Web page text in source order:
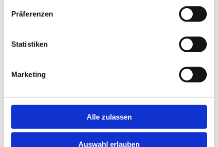
Präferenzen
Statistiken
Marketing
Alle zulassen
Auswahl erlauben
Hinweis gemäß § 36 VSBG
Wir werden nicht an alternativen Streitschlichtungsverfahren im
Sinne des § 36 VSBG teilnehmen. Die Nutzung einer alternativen
Urheberrecht und Bildnachweise
Die Inhalte von spvgg-bza.website-system.de sind – soweit nicht
abweichend angegeben – urheberrechtlich geschützt.